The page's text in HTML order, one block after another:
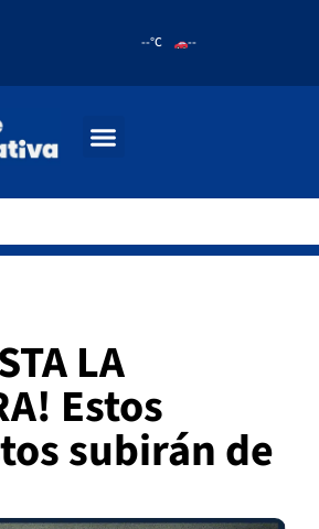
--°C --
LA
Estos
subirán de